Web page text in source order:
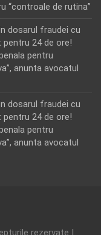
“controale de rutina”
dosarul fraudei cu
24 de ore!
pentru
anunta avocatul
dosarul fraudei cu
24 de ore!
pentru
anunta avocatul
rezervate |